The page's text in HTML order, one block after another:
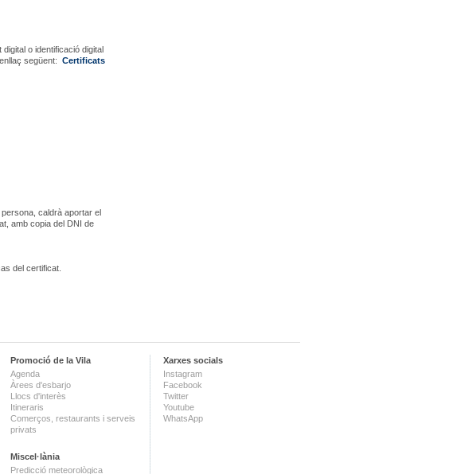
o identificació digital
següent: Certificats
persona, caldrà aportar el
amb copia del DNI de
del certificat.
Promoció de la Vila
Agenda
Àrees d'esbarjo
Llocs d'interès
Itineraris
Comerços, restaurants i serveis
privats
Miscel·lània
Predicció meteorològica
Xarxes socials
Instagram
Facebook
Twitter
Youtube
WhatsApp